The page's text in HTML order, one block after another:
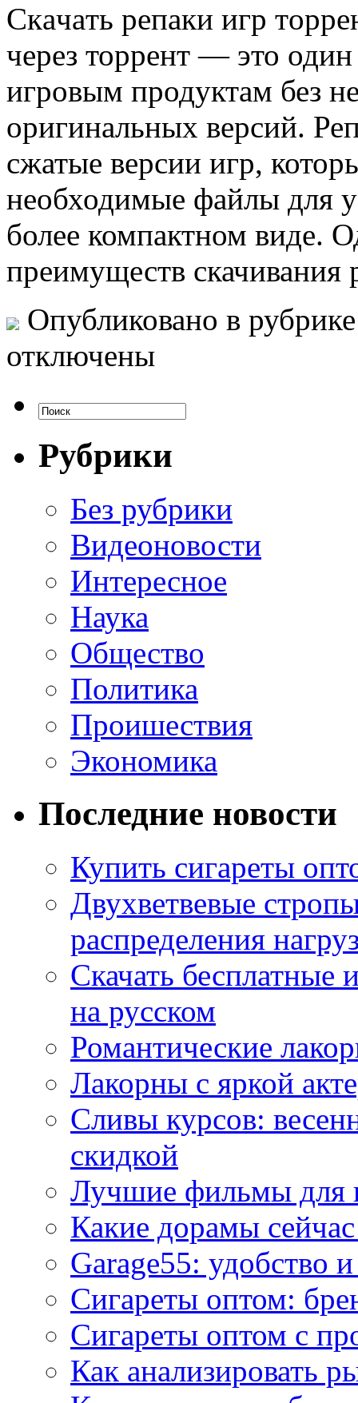
Скaчaть рeпaки игр
через торрент — это
игровым продуктам без
оригинальных версий.
сжатые версии игр,
необходимые файлы для
более компактном виде.
преимуществ
Опубликовано в
отключены
Рубрики
Без рубрики
Видеоновости
Интересное
Наука
Общество
Политика
Проишествия
Экономика
Последние новости
Купить сигареты
Двухветвевые
распределения
Скачать
на русском
Романтические
Лакорны с яркой
Сливы курсов:
скидкой
Лучшие фильмы для
Какие дорамы
Garage55: удобство
Сигареты оптом:
Сигареты оптом с
Как анализировать